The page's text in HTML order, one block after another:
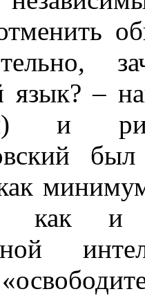
язык? –
и
как и